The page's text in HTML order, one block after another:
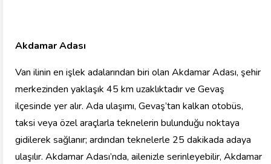
Akdamar Adası
Van ilinin en işlek adalarından biri olan Akdamar Adası, şehir
merkezinden yaklaşık 45 km uzaklıktadır ve Gevaş
ilçesinde yer alır. Ada ulaşımı, Gevaş’tan kalkan otobüs,
taksi veya özel araçlarla teknelerin bulunduğu noktaya
gidilerek sağlanır; ardından teknelerle 25 dakikada adaya
ulaşılır. Akdamar Adası’nda, ailenizle serinleyebilir, Akdamar